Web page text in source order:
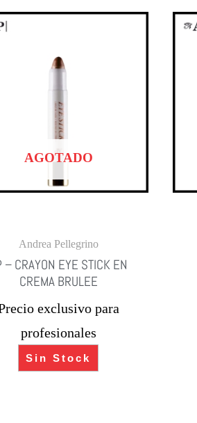
AGOTADO
Andrea Pellegrino
– CRAYON EYE STICK EN
CREMA BRULEE
exclusivo para
profesionales
Sin Stock